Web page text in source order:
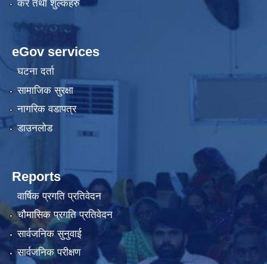
कर तथा शुल्कहरु
eGov services
घटना दर्ता
सामाजिक सुरक्षा
नागरिक वडापत्र
डाउनलोड
Reports
वार्षिक प्रगति प्रतिवेदन
चौमासिक प्रगति प्रतिवेदन
सार्वजनिक सुनुवाई
सार्वजनिक परीक्षण